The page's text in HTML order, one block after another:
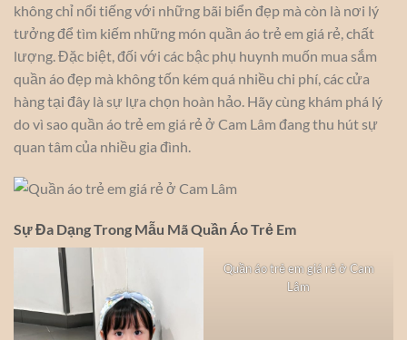
không chỉ nổi tiếng với những bãi biển đẹp mà còn là nơi lý
tưởng để tìm kiếm những món quần áo trẻ em giá rẻ, chất
lượng. Đặc biệt, đối với các bậc phụ huynh muốn mua sắm
quần áo đẹp mà không tốn kém quá nhiều chi phí, các cửa
hàng tại đây là sự lựa chọn hoàn hảo. Hãy cùng khám phá lý
do vì sao quần áo trẻ em giá rẻ ở Cam Lâm đang thu hút sự
quan tâm của nhiều gia đình.
Sự Đa Dạng Trong Mẫu Mã Quần Áo Trẻ Em
Quần áo trẻ em giá rẻ ở Cam
Lâm